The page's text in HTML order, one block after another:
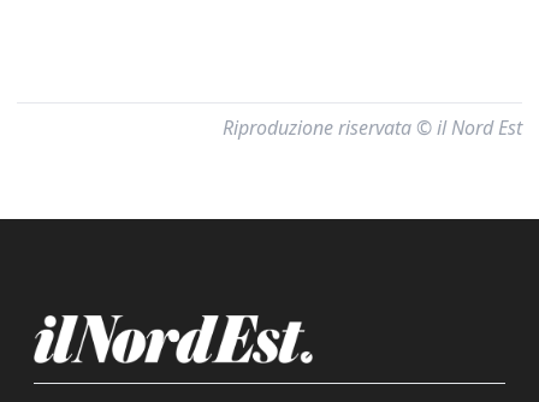
Riproduzione riservata © il Nord Est